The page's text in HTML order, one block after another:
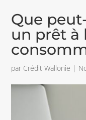
Que
un prêt à
par Crédit Wallonie |